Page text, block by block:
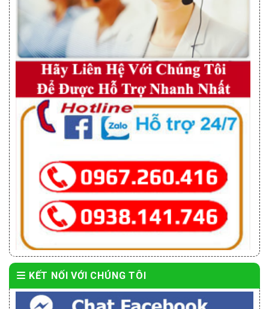
KẾT NỐI VỚI CHÚNG TÔI